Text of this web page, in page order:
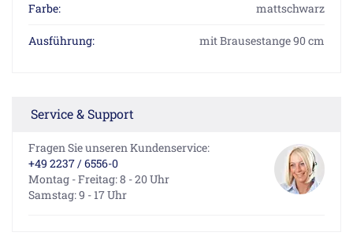
Farbe: mattschwarz
Ausführung: mit Brausestange 90 cm
Service & Support
Fragen Sie unseren Kundenservice:
+49 2237 / 6556-0
Montag - Freitag: 8 - 20 Uhr
Samstag: 9 - 17 Uhr